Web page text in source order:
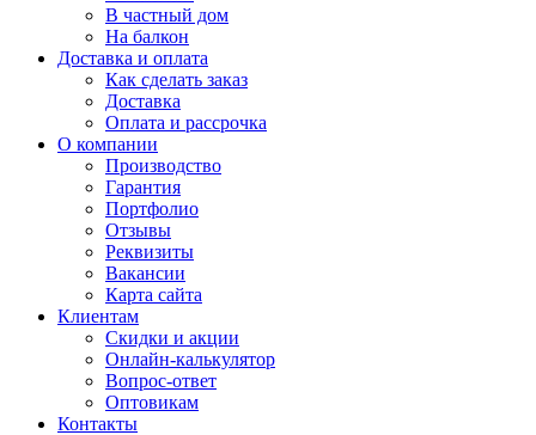
В частный дом
На балкон
Доставка и оплата
Как сделать заказ
Доставка
Оплата и рассрочка
О компании
Производство
Гарантия
Портфолио
Отзывы
Реквизиты
Вакансии
Карта сайта
Клиентам
Скидки и акции
Онлайн-калькулятор
Вопрос-ответ
Оптовикам
Контакты